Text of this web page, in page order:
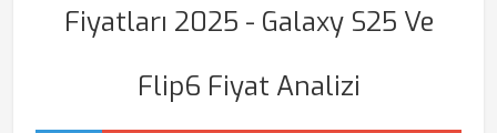
Fiyatları 2025 - Galaxy S25 Ve
Flip6 Fiyat Analizi